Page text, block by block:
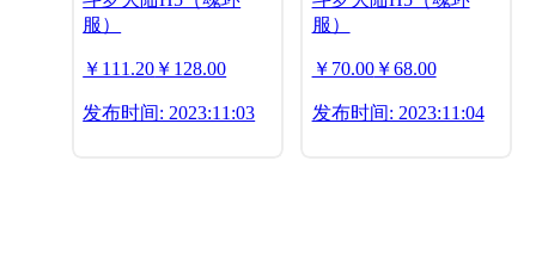
服）
￥111.20 ￥128.00
发布时间: 2023:11:03
服）
￥70.00￥68.00
发布时间: 2023:11:04